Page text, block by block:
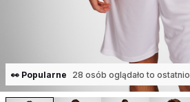
👀 Popularne 28 osób oglądało to ostatnio